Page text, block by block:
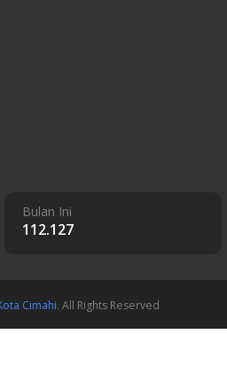
Bulan Ini
112.127
Cimahi. All Rights Reserved